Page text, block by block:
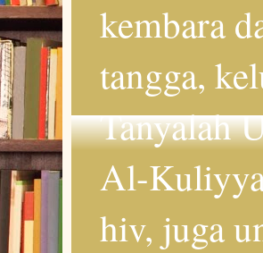
kembara
tangga,
Tanyalah
Al-
hiv, juga